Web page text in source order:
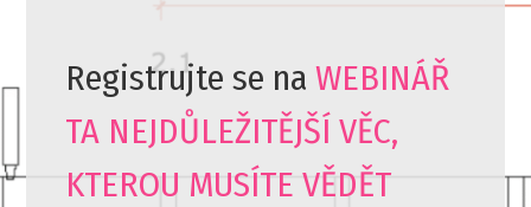
Registrujte se naWEBINÁŘ
TA NEJDŮLEŽITĚJŠÍ VĚC,
KTEROU MUSÍTE VĚDĚT